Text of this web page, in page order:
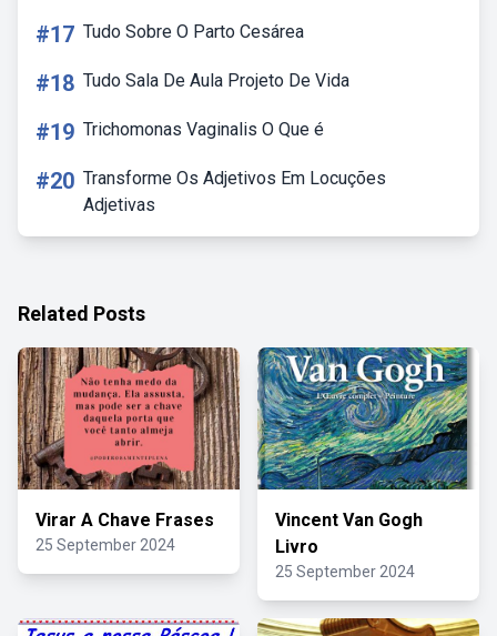
#17 Tudo Sobre O Parto Cesárea
#18 Tudo Sala De Aula Projeto De Vida
#19 Trichomonas Vaginalis O Que é
#20 Transforme Os Adjetivos Em Locuções
Adjetivas
Related Posts
Virar A Chave Frases
25 September 2024
Vincent Van Gogh
Livro
25 September 2024